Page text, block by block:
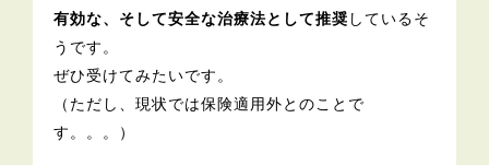
有効な、そして安全な治療法として推奨 しているそ
うです。
ぜひ受けてみたいです。
（ただし、現状では保険適用外とのことで
す。。。）